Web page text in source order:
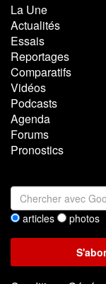
La Une
Actualités
Essais
Reportages
Comparatifs
Vidéos
Podcasts
Agenda
Forums
Pronostics
articles photos